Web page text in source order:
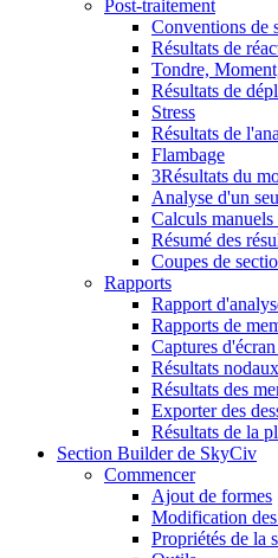
Post-traitement
Conventions de
Résultats de
Tondre,
Résultats de
Stress
Résultats de
Flambage
3Résultats du
Analyse d'un
Calculs manuels
Résumé des
Coupes de
Rapports
Rapport
Rapports de
Captures
Résultats nodaux
Résultats des
Exporter des
Résultats de la
Section Builder de SkyCiv
Commencer
Ajout de formes
Modification
Propriétés de la